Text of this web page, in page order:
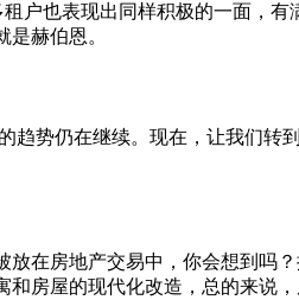
户也表现出同样积极的一面，
赫伯恩。
趋势仍在继续。现在，让我们转
在房地产交易中，你会想到吗
房屋的现代化改造，总的来说